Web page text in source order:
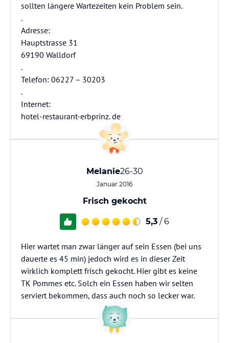
sollten längere Wartezeiten kein Problem sein.
.
Adresse:
Hauptstrasse 31
69190 Walldorf
.
Telefon: 06227 – 30203
.
Internet:
hotel-restaurant-erbprinz. de
Melanie26-30
Januar 2016
Frisch gekocht
5,3 / 6
Hier wartet man zwar länger auf sein Essen (bei uns
dauerte es 45 min) jedoch wird es in dieser Zeit
wirklich komplett frisch gekocht. Hier gibt es keine
TK Pommes etc. Solch ein Essen haben wir selten
serviert bekommen, dass auch noch so lecker war.